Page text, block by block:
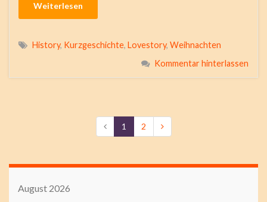
Weiterlesen
History, Kurzgeschichte, Lovestory, Weihnachten
Kommentar hinterlassen
1 2
August 2026